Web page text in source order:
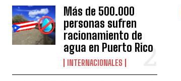
Más de 500.000
personas sufren
racionamiento de
agua en Puerto Rico
INTERNACIONALES